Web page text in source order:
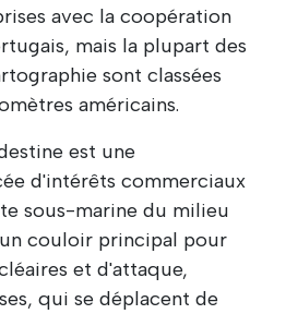
avec la coopération
mais la plupart des
sont classées
américains.
est une
d'intérêts commerciaux
sous-marine du milieu
couloir principal pour
et d'attaque,
qui se déplacent de